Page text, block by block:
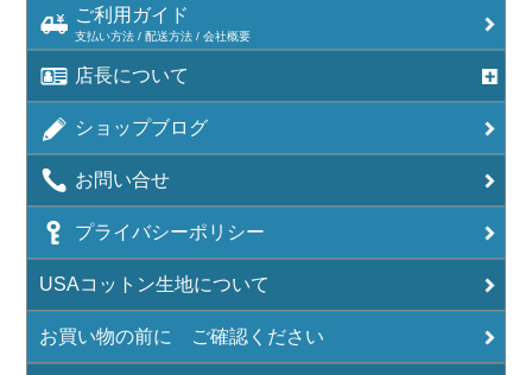
ご利用ガイド
支払い方法 / 配送方法 / 会社概要
店長について
ショップブログ
お問い合せ
プライバシーポリシー
USAコットン生地について
お買い物の前に ご確認ください